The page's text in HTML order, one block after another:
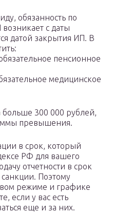
обязанность по
возникает с даты
датой закрытия ИП. В
пенсионное
медицинское
больше 300 000 рублей,
превышения.
в срок, который
РФ для вашего
отчетности в срок
Поэтому
режиме и графике
если у вас есть
еще и за них.